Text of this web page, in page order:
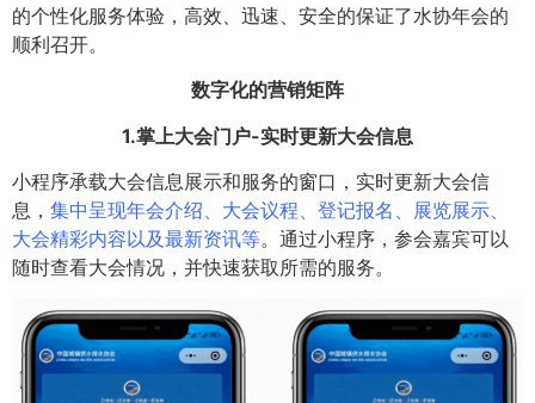
的个性化服务体验，高效、迅速、安全的保证了水协年会的
顺利召开。
数字化的营销矩阵
1.掌上大会门户-实时更新大会信息
小程序承载大会信息展示和服务的窗口，实时更新大会信
息， 集中呈现年会介绍、大会议程、登记报名、展览展示、
大会精彩内容以及最新资讯等。通过小程序，参会嘉宾可以
随时查看大会情况，并快速获取所需的服务。